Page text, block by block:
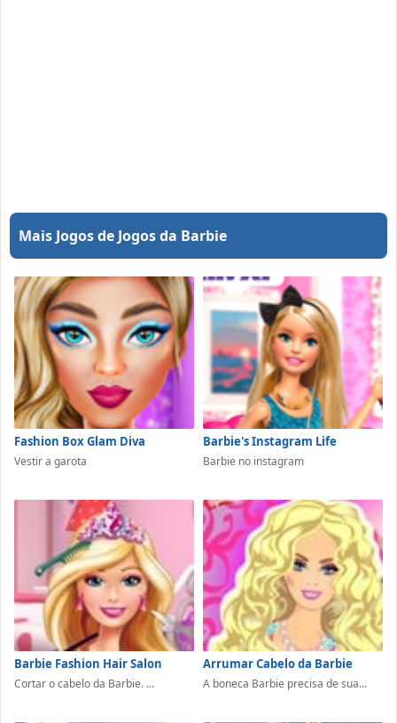
Mais Jogos de Jogos da Barbie
Fashion Box Glam Diva
Vestir a garota
Barbie's Instagram Life
Barbie no instagram
Barbie Fashion Hair Salon
Cortar o cabelo da Barbie. ...
Arrumar Cabelo da Barbie
A boneca Barbie precisa de sua...